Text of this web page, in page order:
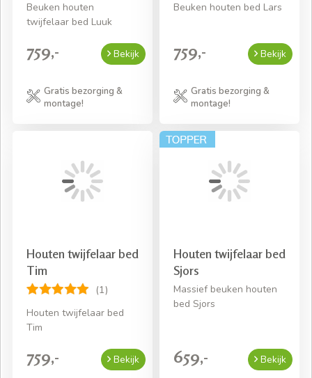
Beuken houten
twijfelaar bed Luuk
759,- Bekijk
Gratis bezorging &
montage!
Beuken houten bed Lars
759,- Bekijk
Gratis bezorging &
montage!
Houten twijfelaar bed
Tim
(1)
Houten twijfelaar bed
Tim
759,- Bekijk
Houten twijfelaar bed
Sjors
Massief beuken houten
bed Sjors
659,- Bekijk